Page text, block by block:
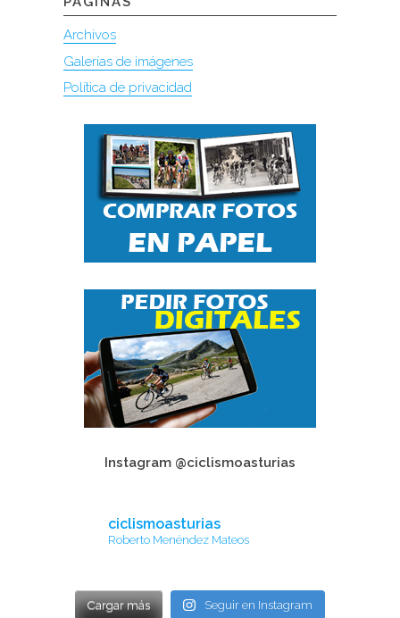
Archivos
Galerías de imágenes
Política de privacidad
Instagram @ciclismoasturias
ciclismoasturias
Roberto Menéndez Mateos
Cargar más Seguir en Instagram